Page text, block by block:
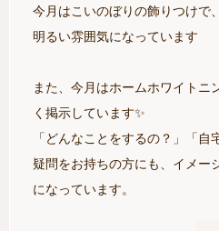
今月はこいのぼりの飾りつけで
明るい雰囲気になっています
また、今月はホームホワイトニ
く掲示しています✨
「どんなことをするの？」「
疑問をお持ちの方にも、イメー
になっています。